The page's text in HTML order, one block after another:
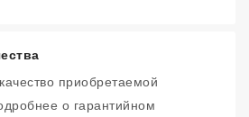
приобретаемой
о гарантийном